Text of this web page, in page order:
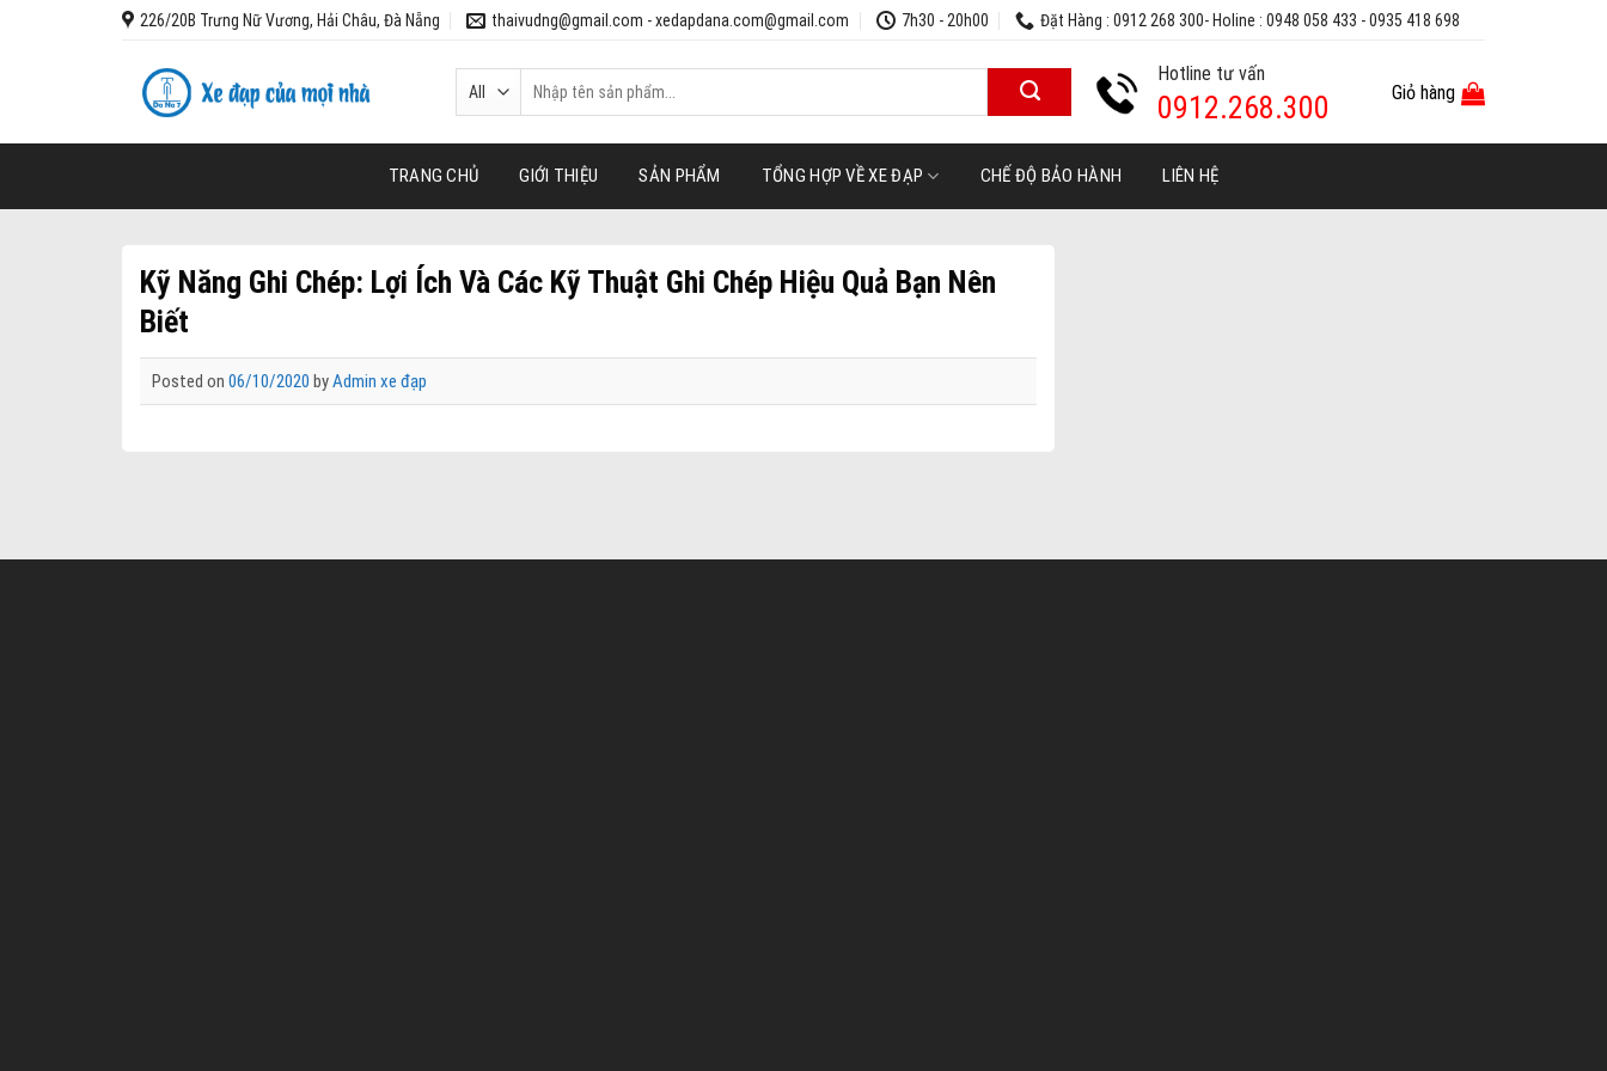
226/20B Trưng Nữ Vương, Hải Châu, Đà Nẵng thaivudng@gmail.com - xedapdana.com@gmail.com 7h30 - 20h00 Đặt Hàng : 0912 268 300- Holine : 0948 058 433 - 0935 418 698
Tìm
kiếm:
Hotline tư vấn
0912.268.300 Giỏ hàng
TRANG CHỦ GIỚI THIỆU SẢN PHẨM TỔNG HỢP VỀ XE ĐẠP CHẾ ĐỘ BẢO HÀNH LIÊN HỆ
Kỹ Năng Ghi Chép: Lợi Ích Và Các Kỹ Thuật Ghi Chép Hiệu Quả Bạn Nên
Biết
Posted on 06/10/2020 byAdmin xe đạp